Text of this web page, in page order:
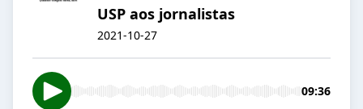
USP aos jornalistas
2021-10-27
09:36